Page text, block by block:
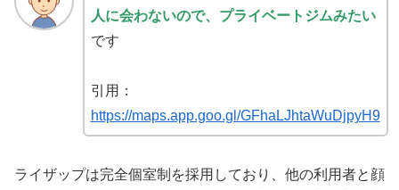
人に会わないので、プライベートジムみたい
です
引用：
https://maps.app.goo.gl/GFhaLJhtaWuDjpyH9
ライザップは完全個室制を採用しており、他の利用者と顔